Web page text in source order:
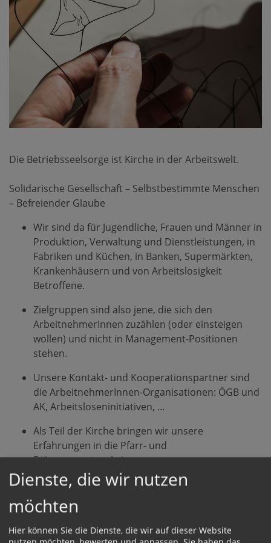
Die Betriebsseelsorge ist Kirche in der Arbeitswelt.
Solidarische Gesellschaft – Selbstbestimmte Menschen
– Befreiender Glaube
Wir sind da für Jugendliche, Frauen und Männer in
Produktion, Verwaltung und Dienstleistungen, in
Fabriken und Küchen, in Banken, Supermärkten,
Krankenhäusern und von Arbeitslosigkeit
Betroffene.
Zielgruppen sind also jene, die sich den
ArbeitnehmerInnen zuzählen (oder einsteigen
wollen) und nicht in Management-Positionen
stehen.
Unsere Kontakt- und Kooperationspartner sind
die ArbeitnehmerInnen-Organisationen: ÖGB und
AK, Arbeitsloseninitiativen, ...
Als Teil der Kirche bringen wir unsere
Erfahrungen in die Pfarr- und
Diözesanpastoral ein.
Wir wollen...
Sehen Urteilen Handeln Feiern
Dienste, die wir nutzen
möchten
Hier können Sie die Dienste, die wir auf dieser Website